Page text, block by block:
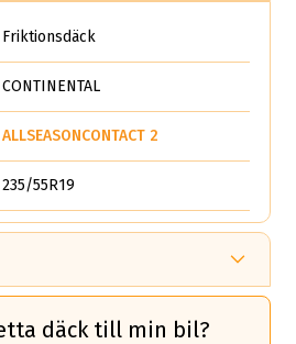
Friktionsdäck
CONTINENTAL
ALLSEASONCONTACT 2
235/55R19
däck till min bil?